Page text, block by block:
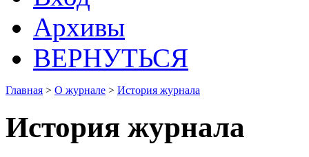
Архивы
ВЕРНУТЬСЯ
Главная > О журнале > История журнала
История журнала